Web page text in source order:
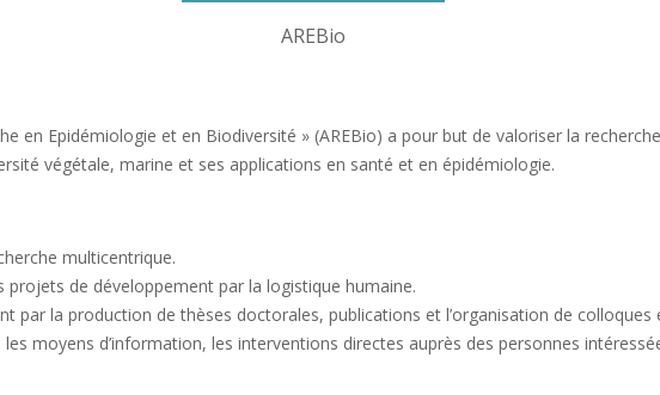
AREBio
en Epidémiologie et en Biodiversité » (AREBio) a pour but de valoriser la
végétale, marine et ses applications en santé et en épidémiologie.
multicentrique.
projets de développement par la logistique humaine.
par la production de thèses doctorales, publications et l’organisation de colloques
les moyens d’information, les interventions directes auprès des personnes